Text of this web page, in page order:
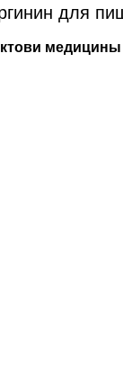
для
и медицины